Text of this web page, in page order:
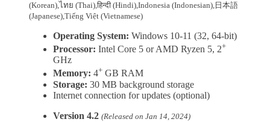
(Korean),ไทย (Thai),हिन्दी (Hindi),Indonesia (Indonesian), 日本語
(Japanese),Tiếng Việt (Vietnamese)
Operating System: Windows 10-11 (32, 64-bit)
Processor: Intel Core 5 or AMD Ryzen 5, 2+
GHz
Memory: 4+ GB RAM
Storage: 30 MB background storage
Internet connection for updates (optional)
Version 4.2 (Released on Jan 14, 2024)